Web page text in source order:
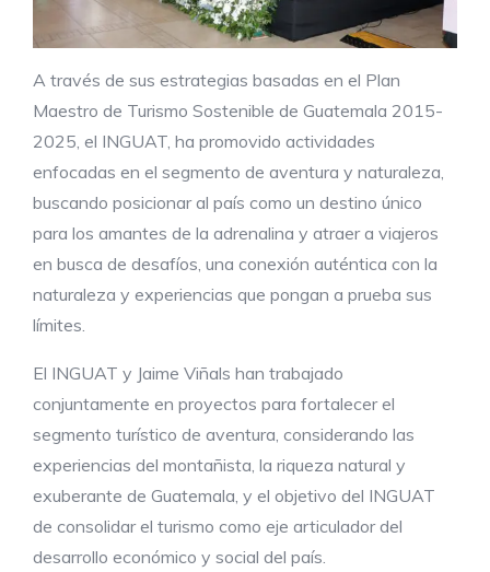
A través de sus estrategias basadas en el Plan
Maestro de Turismo Sostenible de Guatemala 2015-
2025, el INGUAT, ha promovido actividades
enfocadas en el segmento de aventura y naturaleza,
buscando posicionar al país como un destino único
para los amantes de la adrenalina y atraer a viajeros
en busca de desafíos, una conexión auténtica con la
naturaleza y experiencias que pongan a prueba sus
límites.
El INGUAT y Jaime Viñals han trabajado
conjuntamente en proyectos para fortalecer el
segmento turístico de aventura, considerando las
experiencias del montañista, la riqueza natural y
exuberante de Guatemala, y el objetivo del INGUAT
de consolidar el turismo como eje articulador del
desarrollo económico y social del país.